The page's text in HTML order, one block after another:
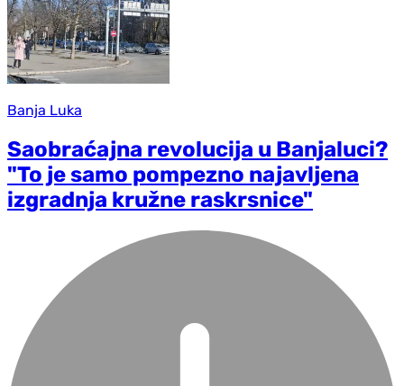
Banja Luka
Saobraćajna revolucija u Banjaluci?
"To je samo pompezno najavljena
izgradnja kružne raskrsnice"